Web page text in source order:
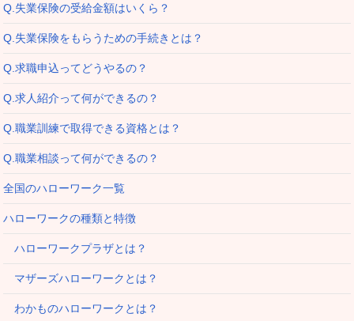
Q.失業保険の受給金額はいくら？
Q.失業保険をもらうための手続きとは？
Q.求職申込ってどうやるの？
Q.求人紹介って何ができるの？
Q.職業訓練で取得できる資格とは？
Q.職業相談って何ができるの？
全国のハローワーク一覧
ハローワークの種類と特徴
ハローワークプラザとは？
マザーズハローワークとは？
わかものハローワークとは？